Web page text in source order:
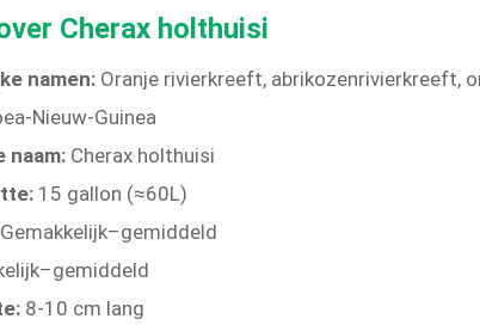
Cherax holthuisi
namen: Oranje rivierkreeft, abrikozenrivierkreeft,
Nieuw-Guinea
naam: Cherax holthuisi
15 gallon (≈60L)
Gemakkelijk–gemiddeld
8-10 cm lang